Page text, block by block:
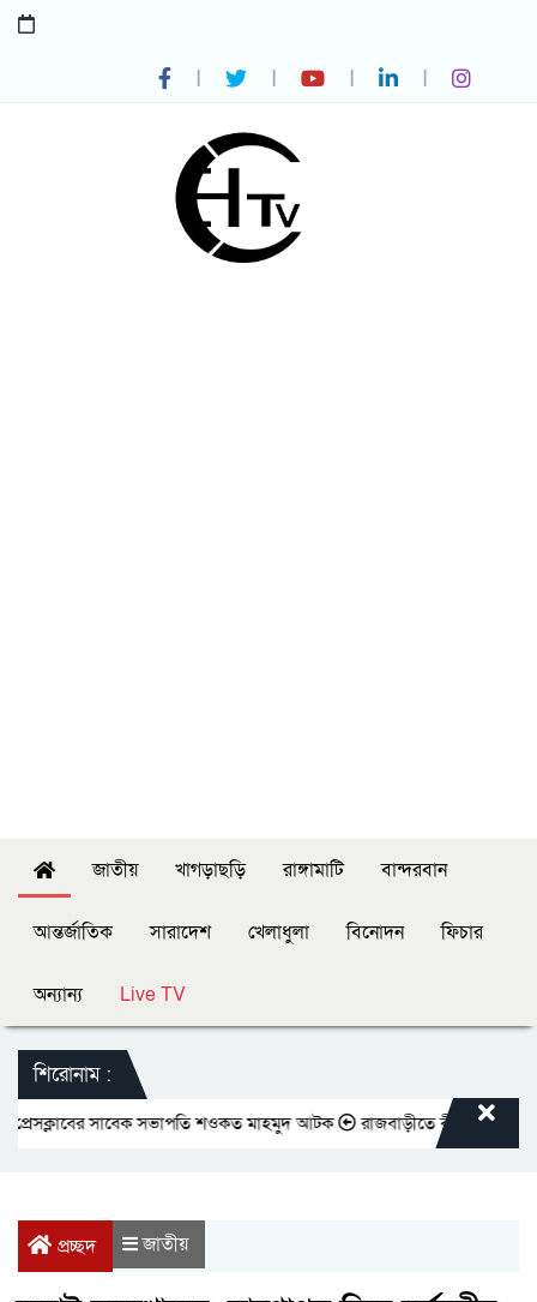
জাতীয় খাগড়াছড়ি রাঙ্গামাটি বান্দরবান
আন্তর্জাতিক সারাদেশ খেলাধুলা বিনোদন ফিচার
অন্যান্য Live TV
শিরোনাম :
সাবেক সভাপতি শওকত মাহমুদ আটক রাজবাড়ীতে বীর
প্রচ্ছদ জাতীয়